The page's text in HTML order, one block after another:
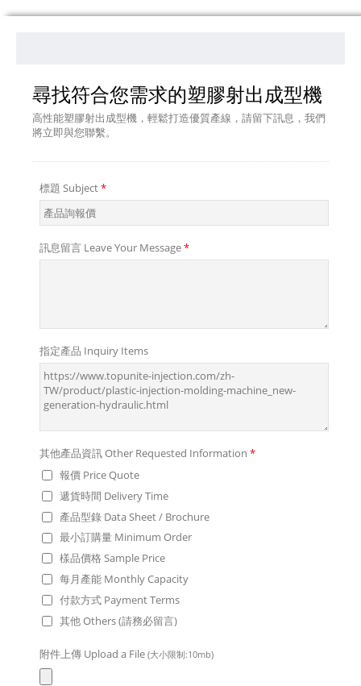
尋找符合您需求的塑膠射出成型機
高性能塑膠射出成型機，輕鬆打造優質產線，請留下訊息，我們
將立即與您聯繫。
標題 Subject*
訊息留言 Leave Your Message*
指定產品 Inquiry Items
其他產品資訊 Other Requested Information *
報價 Price Quote
遞貨時間 Delivery Time
產品型錄 Data Sheet / Brochure
最小訂購量 Minimum Order
樣品價格 Sample Price
每月產能 Monthly Capacity
付款方式 Payment Terms
其他 Others (請務必留言)
附件上傳 Upload a File (大小限制:10mb)